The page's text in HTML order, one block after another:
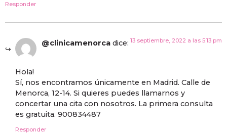
Responder
@clinicamenorca dice: 13 septiembre, 2022 a las 5:13 pm
Hola!
Sí, nos encontramos únicamente en Madrid. Calle de
Menorca, 12-14. Si quieres puedes llamarnos y
concertar una cita con nosotros. La primera consulta
es gratuita. 900834487
Responder